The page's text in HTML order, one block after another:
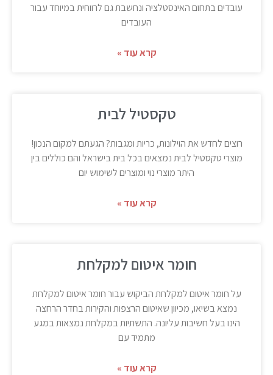
עובדים בתחום האינסטלציה ונחשבת גם לרווחית במיוחד עבור
העובדים
קרא עוד »
טקסטיל לבית
רוצים לחדש את הוילונות, כריות ומגבות? הגעתם למקום הנכון!
מוצרי טקסטיל לבית נמצאים בכל בית בישראל והם כוללים בין
היתר מוצרי נוי ומוצרים לשימוש יום
קרא עוד »
חומר איטום למקלחת
על חומר איטום למקלחת הביקוש עבור חומר איטום למקלחת
נמצא בשיאו, מכיוון שאיטום הרצפות והקירות בחדר הרחצה
הינו בעל חשיבות עליונה. התשתיות במקלחת נמצאות במגע
מתמיד עם
קרא עוד »